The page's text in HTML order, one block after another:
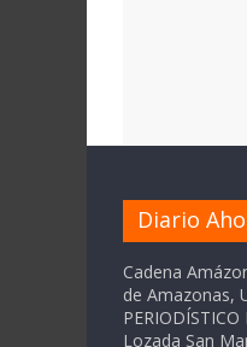
Diario
Cadena
de Amazonas,
Lozada San